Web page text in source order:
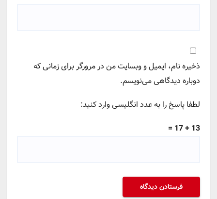
ذخیره نام، ایمیل و وبسایت من در مرورگر برای زمانی که
دوباره دیدگاهی می‌نویسم.
لطفا پاسخ را به عدد انگلیسی وارد کنید:
13 + 17 =